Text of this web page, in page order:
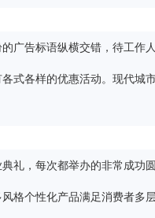
广告标语纵横交错，待工
式各样的优惠活动。现代城
礼，每次都举办的非常成功
格个性化产品满足消费者